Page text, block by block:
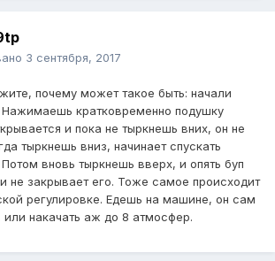
3 сентября, 2017
почему может такое быть: начали
Нажимаешь кратковременно подушку
и пока не тыркнешь вних, он не
тыркнешь вниз, начинает спускать
вновь тыркнешь вверх, и опять буп
не закрывает его. Тоже самое происходит
регулировке. Едешь на машине, он сам
накачать аж до 8 атмосфер.